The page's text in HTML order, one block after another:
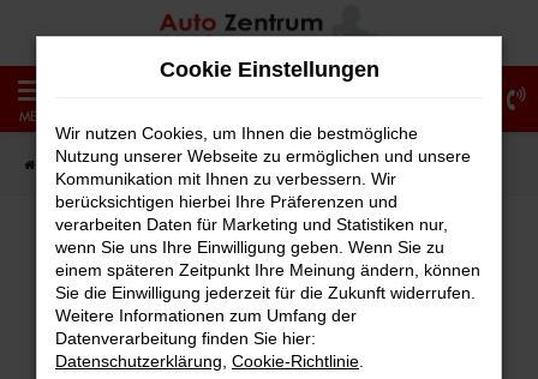
Zum
springen
MENÜ
Startseite Fahrzeugangebote Fahrzeug-Showroom
Fehler: Network Error
Beim Laden ist ein Fehler aufgetreten.
Hier sind ein paar Tipps, die dir helfen können:
Cookie Einstellungen
Wir nutzen Cookies, um Ihnen die bestmögliche
Nutzung unserer Webseite zu ermöglichen und unsere
Kommunikation mit Ihnen zu verbessern. Wir
berücksichtigen hierbei Ihre Präferenzen und
verarbeiten Daten für Marketing und Statistiken nur,
wenn Sie uns Ihre Einwilligung geben. Wenn Sie zu
einem späteren Zeitpunkt Ihre Meinung ändern, können
Sie die Einwilligung jederzeit für die Zukunft widerrufen.
Weitere Informationen zum Umfang der
Datenverarbeitung finden Sie hier:
Datenschutzerklärung Cookie-Richtlinie